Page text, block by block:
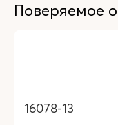
Поверяемое
16078-13